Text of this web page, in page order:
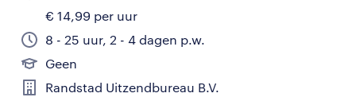
€ 14,99 per uur
8 - 25 uur, 2 - 4 dagen p.w.
Geen
Randstad Uitzendbureau B.V.